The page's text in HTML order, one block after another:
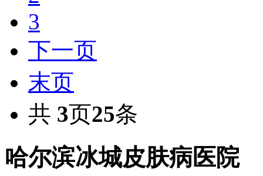
3
下一页
末页
共 3页25条
哈尔滨冰城皮肤病医院